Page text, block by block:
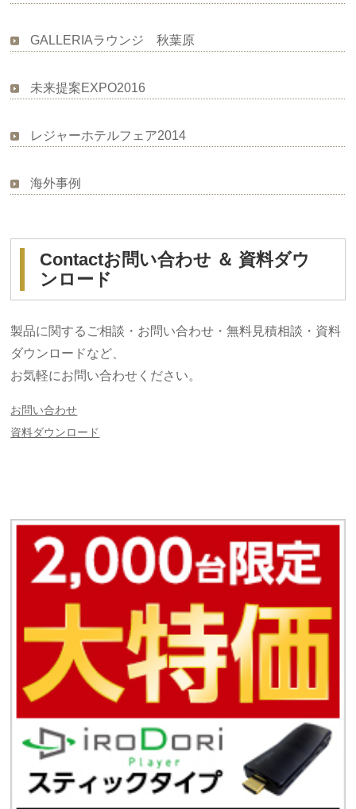
GALLERIAラウンジ 秋葉原
未来提案EXPO2016
レジャーホテルフェア2014
海外事例
Contactお問い合わせ ＆ 資料ダウ
ンロード
製品に関するご相談・お問い合わせ・無料見積相談・資料
ダウンロードなど、
お気軽にお問い合わせください。
お問い合わせ
資料ダウンロード